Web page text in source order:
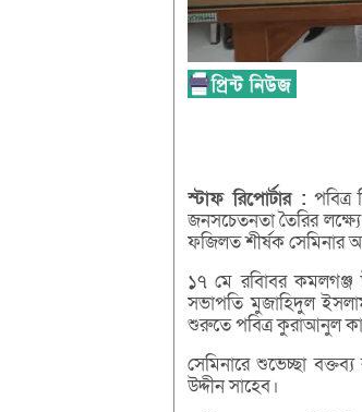
স্টাফরিপোর্টার :
জনসচেতনতা তৈরির
ফজিলত শীর্ষক সেমিনার
১৭ মে রবিাবর
সভাপতি মুজাহিদুল
শুরুতে পবিত্র কুরাআনুল
সেমিনারে শুভেচ্ছা
উদ্দীন সাহেব।